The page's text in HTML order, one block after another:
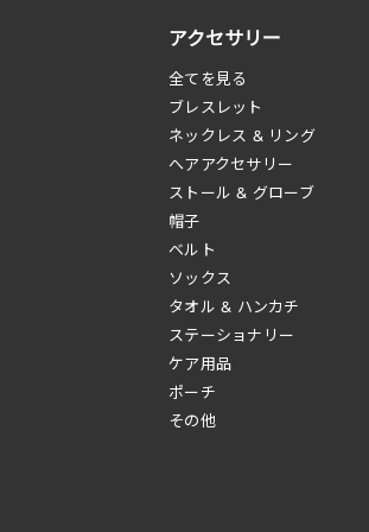
アクセサリー
全てを見る
ブレスレット
ネックレス & リング
へアアクセサリー
ストール & グローブ
帽子
ベルト
ソックス
タオル & ハンカチ
ステーショナリー
ケア用品
ポーチ
その他